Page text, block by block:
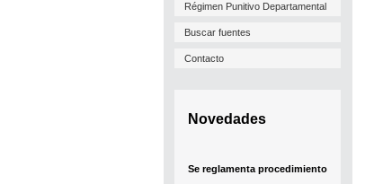
Régimen Punitivo Departamental
Buscar fuentes
Contacto
Novedades
Se reglamenta procedimiento